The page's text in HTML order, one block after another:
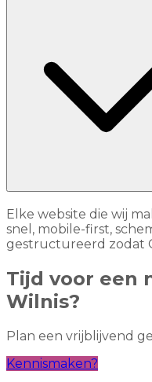
Elke website die wij
snel, mobile-first,
gestructureerd zodat
Tijd voor een
Wilnis?
Plan een vrijblijvend
Kennismaken?